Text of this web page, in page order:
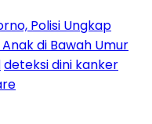
Polisi Ungkap
di Bawah Umur
deteksi dini kanker